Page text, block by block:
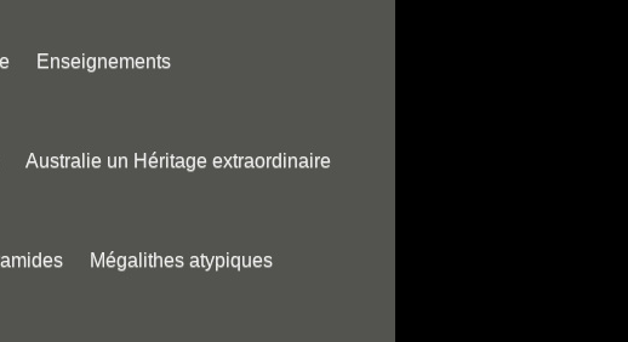
Enseignements
Australie un Héritage extraordinaire
Mégalithes atypiques